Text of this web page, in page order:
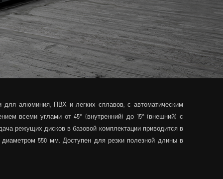
для алюминия, ПВХ и легких сплавов, с автоматическим
всеми углами от 45° (внутренний) до 15° (внешний) с
режущих дисков в базовой комплектации приводится в
550 мм. Доступен для резки полезной длины в